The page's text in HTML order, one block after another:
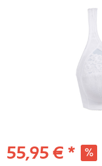
55,95 € *